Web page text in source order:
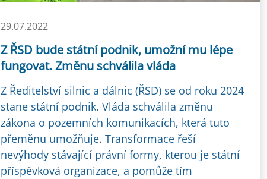
29.07.2022
Z ŘSD bude státní podnik, umožní mu lépe
fungovat. Změnu schválila vláda
Z Ředitelství silnic a dálnic (ŘSD) se od roku 2024
stane státní podnik. Vláda schválila změnu
zákona o pozemních komunikacích, která tuto
přeměnu umožňuje. Transformace řeší
nevýhody stávající právní formy, kterou je státní
příspěvková organizace, a pomůže tím